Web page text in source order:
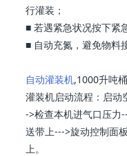
行灌装；
■ 若遇紧急状况按下紧
■ 自动充氮，避免物料
自动灌装机,1000升吨
灌装机启动流程：启动
->检查本机进气口压力
送带上--->旋动控制面
上。